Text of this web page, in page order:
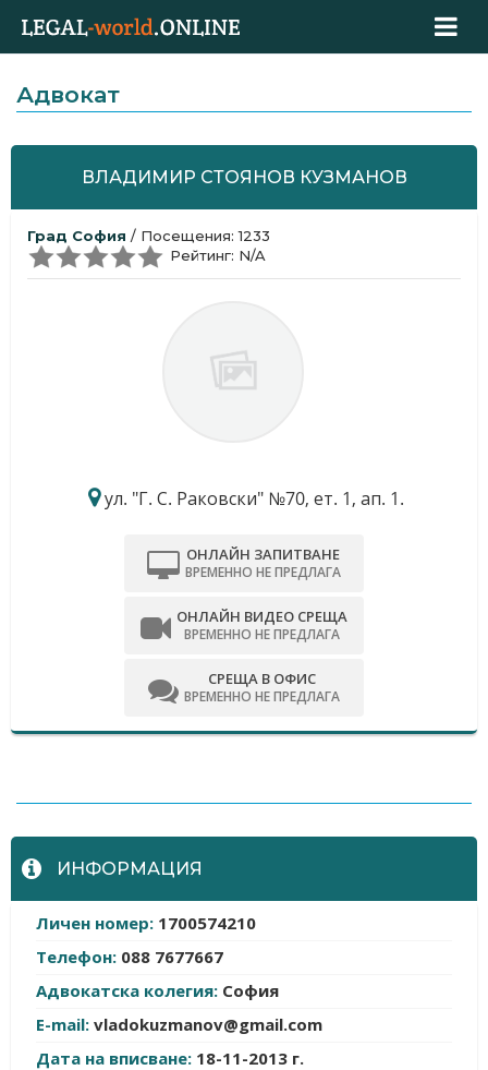
Адвокат
ВЛАДИМИР СТОЯНОВ КУЗМАНОВ
Град София / Посещения: 1233
Рейтинг: N/A
ул. "Г. С. Раковски" №70, ет. 1, ап. 1.
ОНЛАЙН ЗАПИТВАНЕ
ВРЕМЕННО НЕ ПРЕДЛАГА
ОНЛАЙН ВИДЕО СРЕЩА
ВРЕМЕННО НЕ ПРЕДЛАГА
СРЕЩА В ОФИС
ВРЕМЕННО НЕ ПРЕДЛАГА
ИНФОРМАЦИЯ
Личен номер: 1700574210
Телефон: 088 7677667
Адвокатска колегия: София
E-mail: vladokuzmanov@gmail.com
Дата на вписване: 18-11-2013 г.